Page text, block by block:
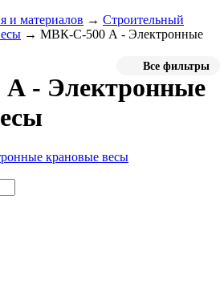
и материалов → Строительный
→ МВК-С-500 А - Электронные
Все фильтры
- Электронные